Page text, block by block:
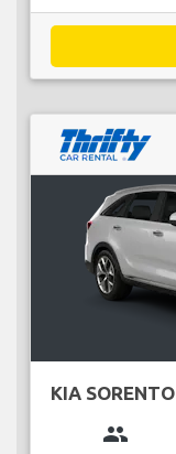
KIA SORENTO
group